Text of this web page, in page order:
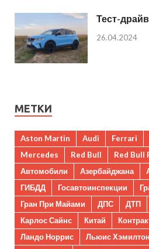
Тест-
26.04.2024
МЕТКИ
Aston Martin Audi Ferrari
Mercedes
Red Bull Red Bull
Автомобили
Азербайджана
ГИБДД
Госавтоинспекции
Гран При Майами
ДПС ДТП
Карлос Сайнс
Китай
Ландо Норрис
Льюис Хэмилтон